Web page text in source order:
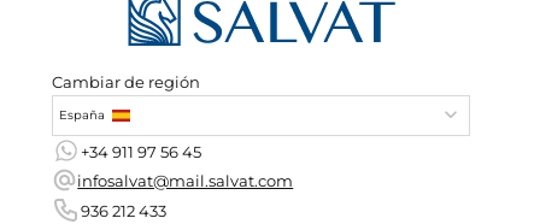
Cambiar de región
España
+34 911 97 56 45
infosalvat@mail.salvat.com
936 212 433